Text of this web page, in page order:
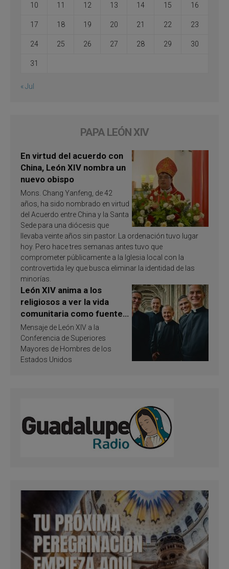
10 11 12 13 14 15 16
17 18 19 20 21 22 23
24 25 26 27 28 29 30
31
« Jul
PAPA LEÓN XIV
En virtud del acuerdo con
China, León XIV nombra un
nuevo obispo
Mons. Chang Yanfeng, de 42
años, ha sido nombrado en virtud
del Acuerdo entre China y la Santa
Sede para una diócesis que
llevaba veinte años sin pastor. La ordenación tuvo lugar
hoy. Pero hace tres semanas antes tuvo que
comprometer públicamente a la Iglesia local con la
controvertida ley que busca eliminar la identidad de las
minorías.
León XIV anima a los
religiosos a ver la vida
comunitaria como fuente
de inspiración y
santificación
Mensaje de León XIV a la
Conferencia de Superiores
Mayores de Hombres de los
Estados Unidos